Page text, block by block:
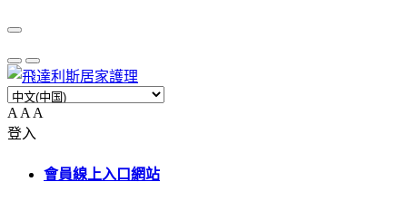
A A A
登入
會員線上入口網站